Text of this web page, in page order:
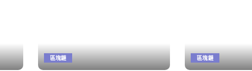
區塊鏈 區塊鏈